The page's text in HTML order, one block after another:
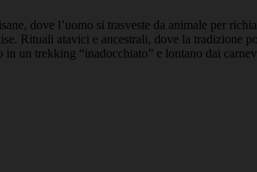
dove l’uomo si trasveste da animale per
Rituali atavici e ancestrali, dove la tradizione
un trekking “inadocchiato” e lontano dai